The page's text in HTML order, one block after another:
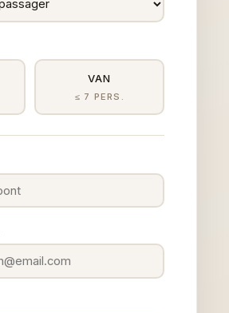
VAN
≤ 7 PERS.